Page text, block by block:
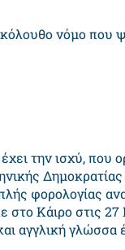
νόμο που
την ισχύ, που
φορολογίας
στο Κάιρο στις
αγγλική γλώσσα